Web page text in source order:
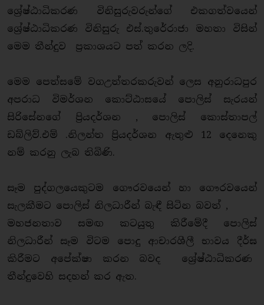
ශ්‍රේෂ්ඨාධිකරණ විනිසුරුවරුන්ගේ එකගත්වයෙන්
ශ්‍රේෂ්ඨාධිකරණ විනිසුරු එස්.තුරේරාජා මහතා විසින්
මෙම තීන්දුව ප්‍රකාශයට පත් කරන ලදි.
මෙම පෙත්සමේ වගඋත්තරකරුවන් ලෙස අනුරාධපුර
අපරාධ විමර්ශන කොට්ඨාසයේ පොලිස් සැරයන්
සිරිසේනගේ ප්‍රියදර්ශන , පොලිස් කොස්තාපල්
ඩබ්ලිව්.එම් .නිලන්ත ප්‍රියදර්ශන ඇතුළු 12 දෙනෙකු
නම් කරනු ලැබ තිබිණි.
සෑම පුද්ගලයෙකුටම ගෞරවයෙන් හා ගෞරවයෙන්
සැලකීමට පොලිස් නිලධාරීන් බැඳී සිටින බවත් ,
මහජනතාව සමඟ කටයුතු කිරීමේදී පොලිස්
නිලධාරීන් සෑම විටම පොදු ආචාරශීලී භාවය දීර්ඝ
කිරීමට අපේක්ෂා කරන බවද ශ්‍රේෂ්ඨාධිකරණ
තීන්දුවෙහි සදහන් කර ඇත.